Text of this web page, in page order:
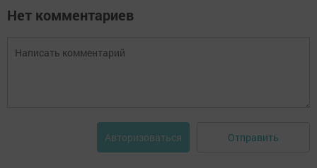
Нет комментариев
Авторизоваться Отправить